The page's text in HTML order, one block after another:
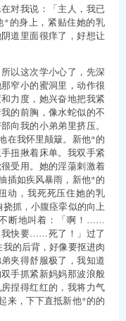
对我说：「主人，我已
*的身上，紧贴住她的乳
道里面很痒了，好想让
以这次学小心了，先深
窄小的蜜洞里，动作很
力度，她兴奋地把我紧
的前胸，像水蛇似的不
向我的小弟弟里挤压。
在我怀里颠簸。新他*的
扭揪着床单。我双手紧
受用。她的淫蕩刺激着
插如疾风暴雨，新他*的
动，我死死压住她的乳
抓，小腹痉挛似的向上
断地叫着：「啊！……
快要……死了！」过了
的后背，好像要抠进肉
夹得舒服极了，我知道
手抓紧新妈妈那波浪般
捏得红红的，我将力气
来，下下直抵新他*的的